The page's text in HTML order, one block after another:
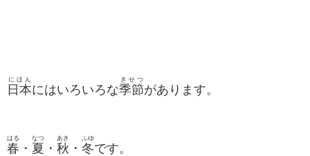
日本
にほん
にはいろいろな季節
きせつ
があります。
春
はる
・ 夏
なつ
・ 秋
あき
・ 冬
ふゆ
です。